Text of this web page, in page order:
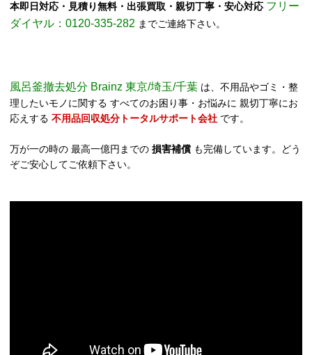
本即日対応・見積り無料・出張買取・親切丁寧・安心対応 フリー
ダイヤル：0120-335-282 までご連絡下さい。
風呂釜撤去処分 Brainz 東京/埼玉/千葉 は、不用品やゴミ・整
理したいモノに関する すべてのお困り事・お悩みに 親切丁寧にお
応えする 不用品回収処分トータルサポート会社 です。
万が一の時の 最高一億円までの 損害補償 も完備しています。どう
ぞご安心してご依頼下さい。